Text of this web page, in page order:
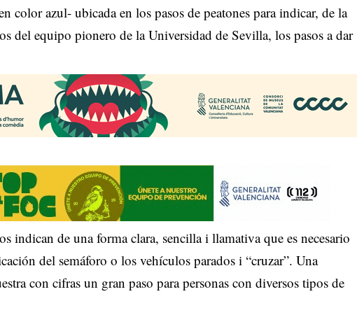
color azul- ubicada en los pasos de peatones para indicar, de la
del equipo pionero de la Universidad de Sevilla, los pasos a dar
indican de una forma clara, sencilla i llamativa que es necesario
del semáforo o los vehículos parados i “cruzar”. Una
con cifras un gran paso para personas con diversos tipos de